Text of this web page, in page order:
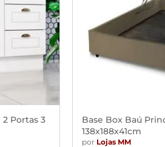
2 Portas 3
Base Box Baú
138x188x41cm
por Lojas MM